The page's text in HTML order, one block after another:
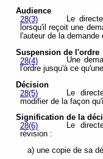
Audience
28(3)
Le
lorsqu'il reçoit une
l'auteur de la
Suspension de l'ordre
28(4)
Une
l'ordre jusqu'à ce
Décision
28(5)
Le
modifier de la façon
Signification de la
28(6)
Le
révision :
a) une copie de sa